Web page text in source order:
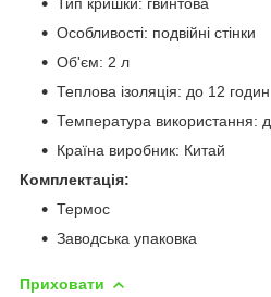
Особливості: подвійні стінки
Об'єм: 2 л
Теплова ізоляція: до 12 годин
Температура використання:
Країна виробник: Китай
Комплектація:
Термос
Заводська упаковка
Приховати